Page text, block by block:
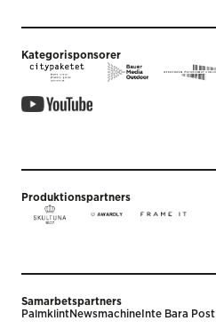
Kategorisponsorer
Produktionspartners
Samarbetspartners
PalmklintNewsmachine Inte Bara Post